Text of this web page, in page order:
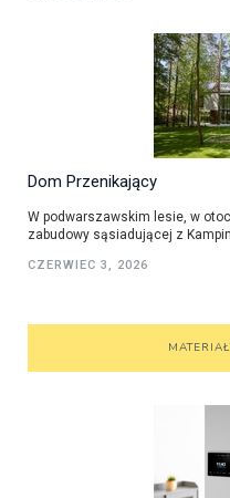
Dom Przenikający
W podwarszawskim lesie, w
zabudowy sąsiadującej z
CZERWIEC 3, 2026